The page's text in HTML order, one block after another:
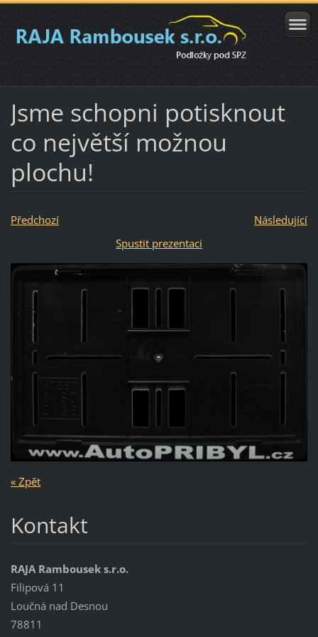
Jsme schopni potisknout
co největší možnou
plochu!
Předchozí
Následující
Spustit prezentaci
« Zpět
Kontakt
RAJA Rambousek s.r.o.
Filipová 11
Loučná nad Desnou
78811